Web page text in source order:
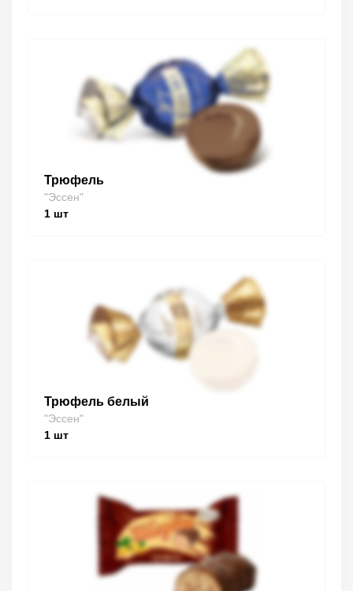
Трюфель
"Эссен"
1 шт
Трюфель белый
"Эссен"
1 шт